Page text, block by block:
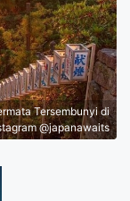
Tersembunyi di
@japanawaits